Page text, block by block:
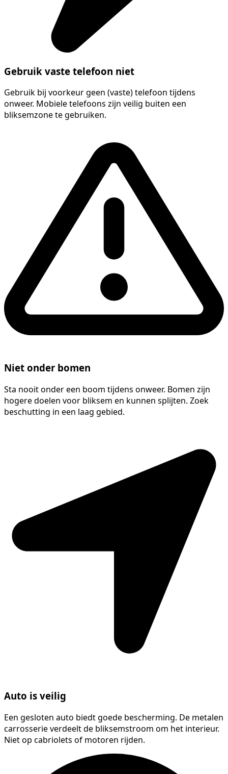
Gebruik vaste telefoon niet
Gebruik bij voorkeur geen (vaste) telefoon tijdens
onweer. Mobiele telefoons zijn veilig buiten een
bliksemzone te gebruiken.
Niet onder bomen
Sta nooit onder een boom tijdens onweer. Bomen zijn
hogere doelen voor bliksem en kunnen splijten. Zoek
beschutting in een laag gebied.
Auto is veilig
Een gesloten auto biedt goede bescherming. De metalen
carrosserie verdeelt de bliksemstroom om het interieur.
Niet op cabriolets of motoren rijden.